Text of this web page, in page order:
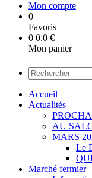
Mon compte
0
Favoris
0 0.0 €
Mon panier
Accueil
Actualités
AU
MARS
Le
Marché fermier